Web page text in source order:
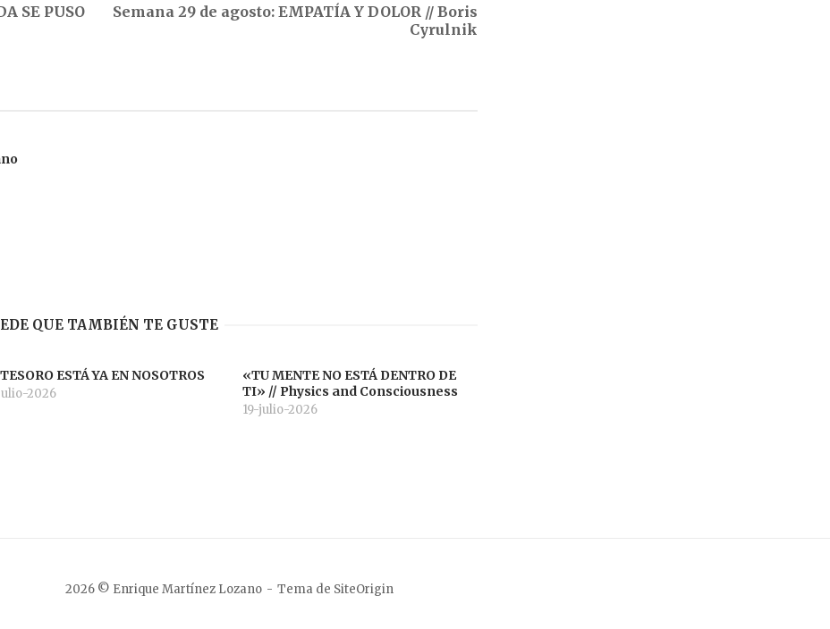
SE PUSO
Semana 29 de agosto: EMPATÍA Y DOLOR // Boris
Cyrulnik
QUE TAMBIÉN TE GUSTE
ESTÁ YA EN NOSOTROS
2026
«TU MENTE NO ESTÁ DENTRO DE
TI» // Physics and Consciousness
19-julio-2026
2026 © Enrique Martínez Lozano Tema de SiteOrigin